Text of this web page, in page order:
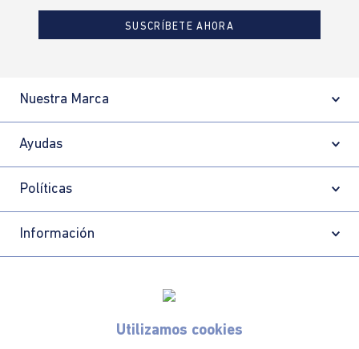
Utilizamos cookies
SUSCRÍBETE AHORA
Nuestra Marca
Ayudas
Políticas
Información